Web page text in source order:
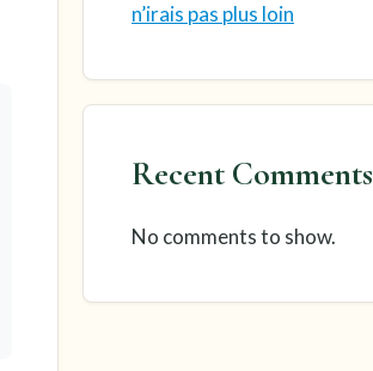
n’irais pas plus loin
Recent Comments
No comments to show.